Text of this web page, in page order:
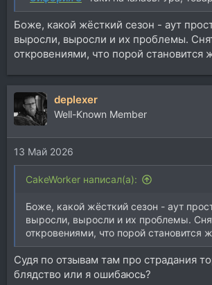
Боже, какой жёсткий сезон - аут
выросли, выросли и их проблемы.
откровениями, что порой становится
deplexer
Well-Known Member
13 Май 2026
CakeWorker написал(а):
Боже, какой жёсткий сезон - аут
выросли, выросли и их проблемы.
откровениями, что порой становится
Судя по отзывам там про страдания
блядство или я ошибаюсь?